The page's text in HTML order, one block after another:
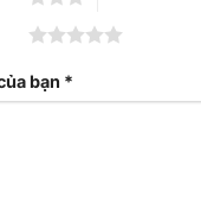
bạn *